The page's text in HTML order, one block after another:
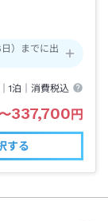
）までに出
1泊 ｜消費税込
〜337,700円
する